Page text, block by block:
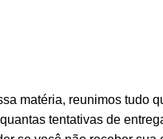
matéria, reunimos tudo
tentativas de